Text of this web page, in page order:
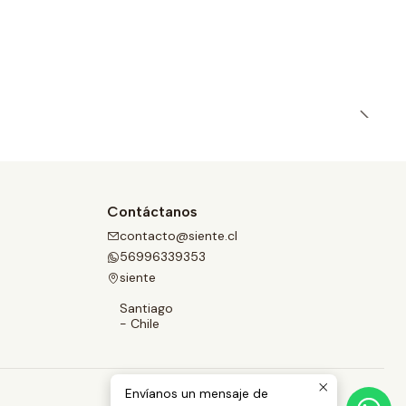
Contáctanos
contacto@siente.cl
56996339353
siente
Santiago
- Chile
Envíanos un mensaje de